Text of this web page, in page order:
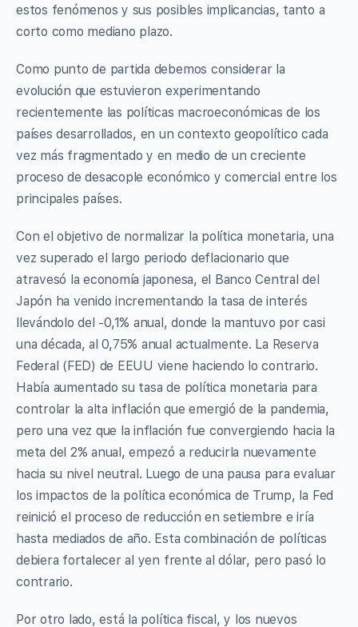
estos fenómenos y sus posibles implicancias, tanto a
corto como mediano plazo.
Como punto de partida debemos considerar la
evolución que estuvieron experimentando
recientemente las políticas macroeconómicas de los
países desarrollados, en un contexto geopolítico cada
vez más fragmentado y en medio de un creciente
proceso de desacople económico y comercial entre los
principales países.
Con el objetivo de normalizar la política monetaria, una
vez superado el largo periodo deflacionario que
atravesó la economía japonesa, el Banco Central del
Japón ha venido incrementando la tasa de interés
llevándolo del -0,1% anual, donde la mantuvo por casi
una década, al 0,75% anual actualmente. La Reserva
Federal (FED) de EEUU viene haciendo lo contrario.
Había aumentado su tasa de política monetaria para
controlar la alta inflación que emergió de la pandemia,
pero una vez que la inflación fue convergiendo hacia la
meta del 2% anual, empezó a reducirla nuevamente
hacia su nivel neutral. Luego de una pausa para evaluar
los impactos de la política económica de Trump, la Fed
reinició el proceso de reducción en setiembre e iría
hasta mediados de año. Esta combinación de políticas
debiera fortalecer al yen frente al dólar, pero pasó lo
contrario.
Por otro lado, está la política fiscal, y los nuevos